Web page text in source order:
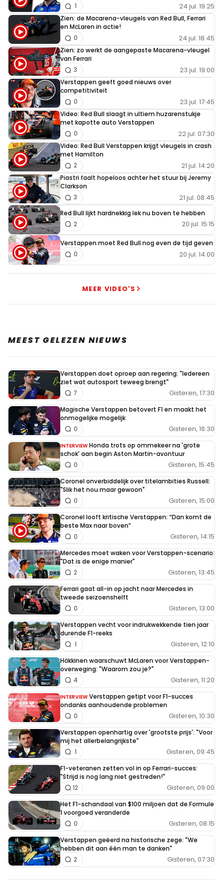
24 jul. 19:25
1
Zien: de Macarena-vleugels van Red Bull, Ferrari
en McLaren in actie!
24 jul. 18:45
0
Zien: zo werkt de aangepaste Macarena-vleugel
van Ferrari
23 jul. 19:00
3
Verstappen geeft goed nieuws over
competitiviteit
23 jul. 17:45
0
Video: Red Bull slaagt in ultiem huzarenstukje
met kapotte auto Verstappen
22 jul. 07:30
0
Video: Red Bull Verstappen krijgt vleugels in crash
met Hamilton
21 jul. 14:20
2
Piastri faalt hopeloos achter het stuur bij Jeremy
Clarkson
21 jul. 08:45
3
Red Bull lijkt hardnekkig lek nu boven te hebben
20 jul. 15:15
2
Verstappen moet Red Bull nog even de tijd geven
20 jul. 14:00
0
MEER VIDEO'S
MEEST GELEZEN NIEUWS
Verstappen doet oproep aan regering: "Iedereen
ziet wat autosport teweeg brengt"
Gisteren, 17:30
7
Magische Verstappen betovert F1 en maakt het
onmogelijke mogelijk
Gisteren, 16:30
0
INTERVIEW Honda trots op ommekeer na 'grote
schok' aan begin Aston Martin-avontuur
Gisteren, 15:45
0
Coronel onverbiddelijk over titelambities Russell:
"Slik het nou maar gewoon"
Gisteren, 15:00
0
Coronel looft kritische Verstappen: “Dan komt de
beste Max naar boven”
Gisteren, 14:15
0
Mercedes moet waken voor Verstappen-scenario:
"Dat is de enige manier"
Gisteren, 13:45
2
Ferrari gaat all-in op jacht naar Mercedes in
tweede seizoenshelft
Gisteren, 13:00
0
Verstappen vecht voor indrukwekkende tien jaar
durende F1-reeks
Gisteren, 12:10
1
Häkkinen waarschuwt McLaren voor Verstappen-
overweging: "Waarom zou je?"
Gisteren, 11:20
4
INTERVIEW Verstappen getipt voor F1-succes
ondanks aanhoudende problemen
Gisteren, 10:30
0
Verstappen openhartig over 'grootste prijs': "Voor
mij het allerbelangrijkste"
Gisteren, 09:45
1
F1-veteranen zetten vol in op Ferrari-succes:
"Strijd is nog lang niet gestreden!"
Gisteren, 09:00
12
Het F1-schandaal van $100 miljoen dat de Formule
1 voorgoed veranderde
Gisteren, 08:15
0
Verstappen geëerd na historische zege: "We
hebben dit aan één man te danken"
Gisteren, 07:30
2